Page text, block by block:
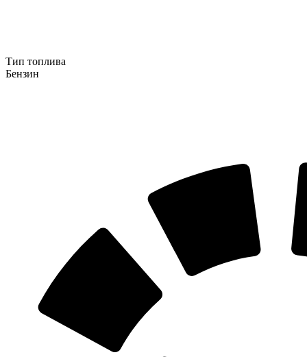
Тип топлива
Бензин